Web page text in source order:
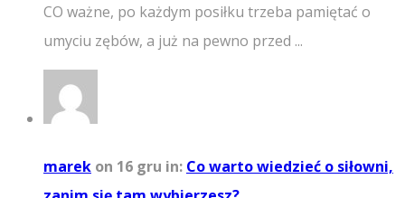
CO ważne, po każdym posiłku trzeba pamiętać o
umyciu zębów, a już na pewno przed ...
marek on 16 gru in: Co warto wiedzieć o siłowni,